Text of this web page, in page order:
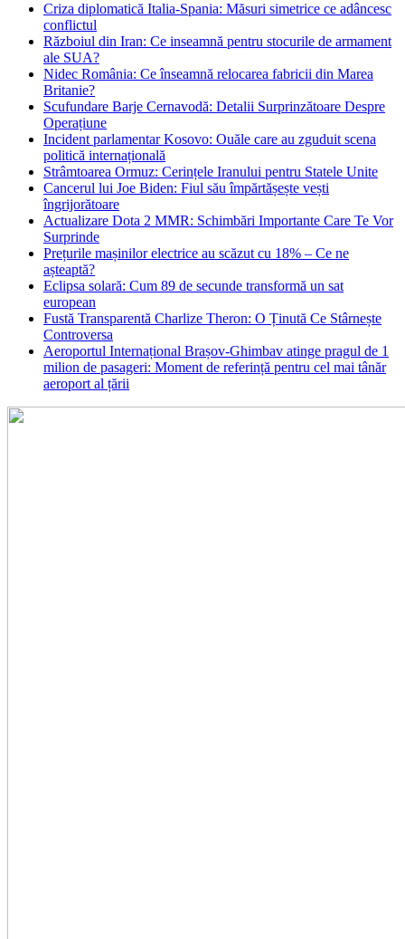
Criza diplomatică Italia-Spania: Măsuri simetrice ce adâncesc
conflictul
Războiul din Iran: Ce inseamnă pentru stocurile de armament
ale SUA?
Nidec România: Ce înseamnă relocarea fabricii din Marea
Britanie?
Scufundare Barje Cernavodă: Detalii Surprinzătoare Despre
Operațiune
Incident parlamentar Kosovo: Ouăle care au zguduit scena
politică internațională
Strâmtoarea Ormuz: Cerințele Iranului pentru Statele Unite
Cancerul lui Joe Biden: Fiul său împărtășește vești
îngrijorătoare
Actualizare Dota 2 MMR: Schimbări Importante Care Te Vor
Surprinde
Prețurile mașinilor electrice au scăzut cu 18% – Ce ne
așteaptă?
Eclipsa solară: Cum 89 de secunde transformă un sat
european
Fustă Transparentă Charlize Theron: O Ținută Ce Stârnește
Controversa
Aeroportul Internațional Brașov‑Ghimbav atinge pragul de 1
milion de pasageri: Moment de referință pentru cel mai tânăr
aeroport al țării